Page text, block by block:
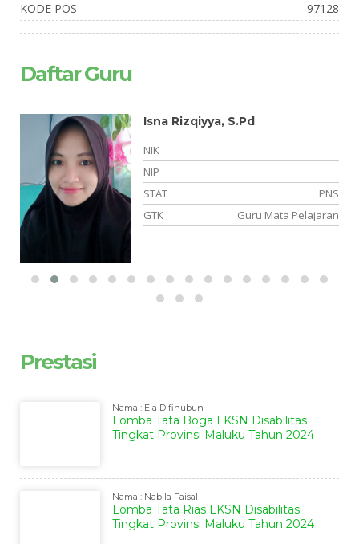
KODE POS
97128
Daftar Guru
Isna Rizqiyya, S.Pd
NIK
NIP
STAT
PNS
GTK
Guru Mata Pelajaran
Prestasi
Nama : Ela Difinubun
Lomba Tata Boga LKSN Disabilitas
Tingkat Provinsi Maluku Tahun 2024
Nama : Nabila Faisal
Lomba Tata Rias LKSN Disabilitas
Tingkat Provinsi Maluku Tahun 2024